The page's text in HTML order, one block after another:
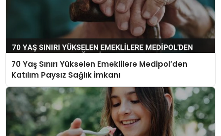
70 Yaş Sınırı Yükselen Emeklilere Medipol’den
Katılım Paysız Sağlık İmkanı